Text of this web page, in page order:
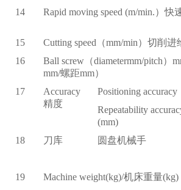
14
Rapid moving speed (m/min.）快
15 Cutting speed （mm/min）切削进
16
Ball screw （diametermm/pitch
mm/螺距mm）
17
Accuracy
精度
Positioning
Repeatability
(mm)
18
刀库 圆盘机械手
19 Machine weight(kg)/机床重量(kg)